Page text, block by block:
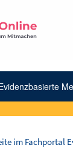
im Fachportal